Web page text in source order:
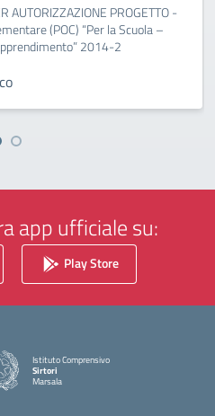
AUTORIZZAZIONE PROGETTO -
(POC) “Per la Scuola –
2014-2
app ufficiale su:
Play Store
Istituto Comprensivo
Sirtori
Marsala